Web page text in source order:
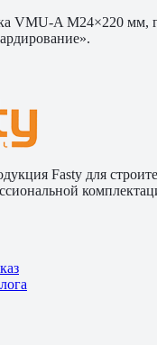
VMU-A M24×220 мм,
Fasty для